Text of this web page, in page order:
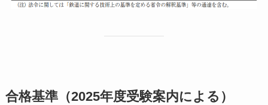
合格基準（2025年度受験案内による）